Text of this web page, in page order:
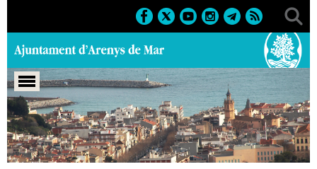
Portada > Regidories > Alcaldia > Agenda > Agenda
Alcaldia > 27-11-2023